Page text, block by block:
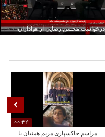
درخواست محسن رضایی از هواداران
00:34
مراسم خاکسپاری مریم همتیان با